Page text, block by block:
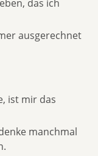
das ich
ausgerechnet
ist mir das
manchmal